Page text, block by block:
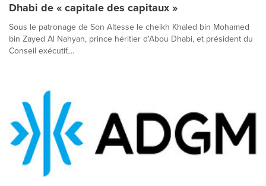
Dhabi de « capitale des capitaux »
Sous le patronage de Son Altesse le cheikh Khaled bin Mohamed
bin Zayed Al Nahyan, prince héritier d'Abou Dhabi, et président du
Conseil exécutif,...